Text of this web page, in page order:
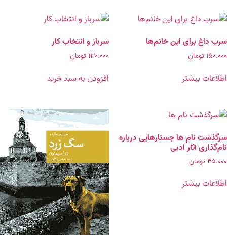
سرب داغ برای این خانم‌ها
۱۵۰.۰۰۰ تومان
اطلاعات بیشتر
سرباز و انتخاب کار
۱۳۰.۰۰۰ تومان
افزودن به سبد خرید
سرگذشت نام ها جستارهایی درباره
نام‌گذاری آثار ادبی
۴۵.۰۰۰ تومان
اطلاعات بیشتر